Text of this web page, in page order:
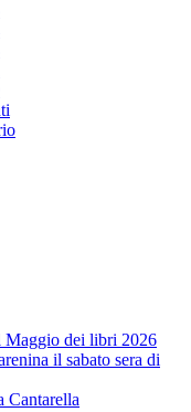
Maggio dei libri 2026
il sabato sera di
Cantarella